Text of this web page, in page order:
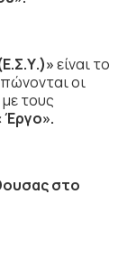
είναι το
οι
με τους
Έργο».
στο